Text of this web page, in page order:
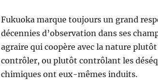
Fukuoka marque toujours un grand
décennies d’observation dans ses
agraire qui coopère avec la nature
contrôler, ou plutôt contrôlant les
chimiques ont eux-mêmes induits.